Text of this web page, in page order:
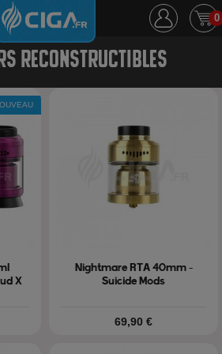
0
E-Liquide
Nouveautés
RECONSTRUCTIBLES
X
Nightmare RTA 40mm -
Suicide Mods
Prix
69,90 €